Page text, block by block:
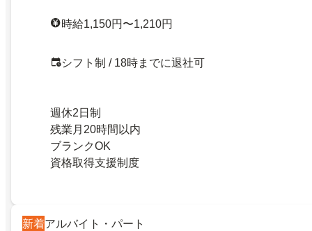
時給1,150円〜1,210円
シフト制 / 18時までに退社可
週休2日制
残業月20時間以内
ブランクOK
資格取得支援制度
新着アルバイト・パート